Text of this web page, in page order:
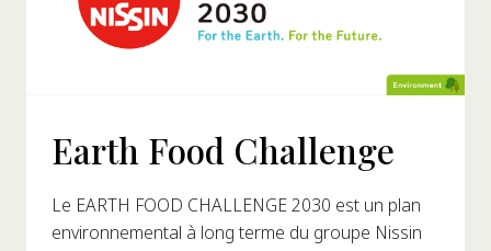
Earth Food Challenge
Le EARTH FOOD CHALLENGE 2030 est un plan
environnemental à long terme du groupe Nissin